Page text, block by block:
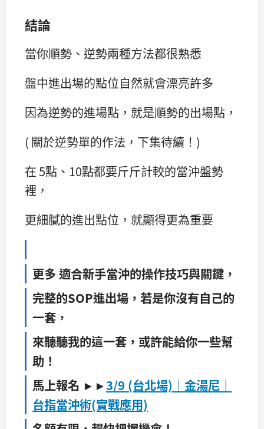
結論
當你順勢、逆勢兩種方法都很熟悉
盤中進出場的點位自然就會漂亮許多
因為逆勢的進場點，就是順勢的出場點，
( 關於逆勢單的作法，下集待續！)
在 5點、10點都要斤斤計較的當沖盤勢
裡，
更細膩的進出點位，就顯得更為重要
更多 適合新手當沖的操作技巧與關鍵，
完整的SOP進出場，若是你沒有自己的
一套，
來聽聽我的這一套，或許能給你一些幫
助！
馬上報名 ►►3/9 (台北場)｜金湯尼｜
台指當沖術(實戰應用)